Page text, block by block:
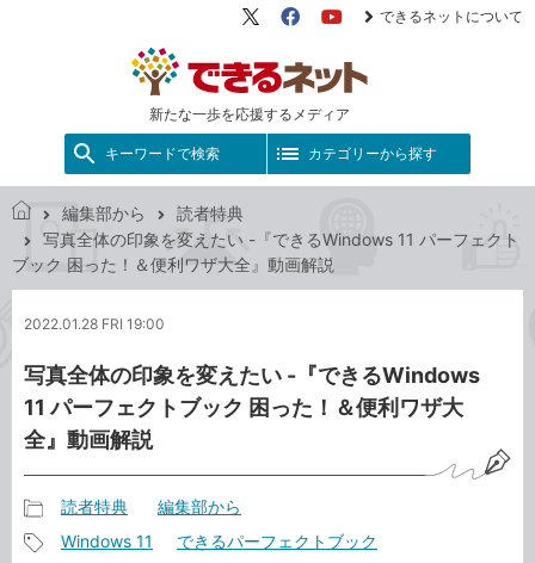
新たな一歩を応援するメディア
X（旧
FacebookYouTube
できるネットについて
キーワードで検索 カテゴリーから探す
で
ッ
編集部から
読者特典
写真全体の印象を変えたい -『できるWindows 11 パーフェクト
ブック 困った！＆便利ワザ大全』動画解説
2022.01.28 FRI 19:00
写真全体の印象を変えたい -『できるWindows
11 パーフェクトブック 困った！＆便利ワザ大
全』動画解説
事
読者特典 編集部から
Windows 11 できるパーフェクトブック